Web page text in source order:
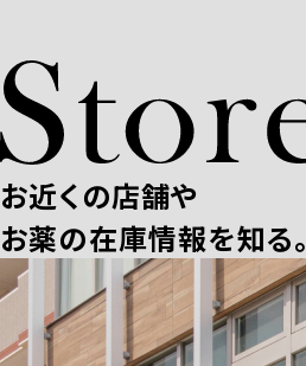
お近くの店舗や
お薬の在庫情報を知る。